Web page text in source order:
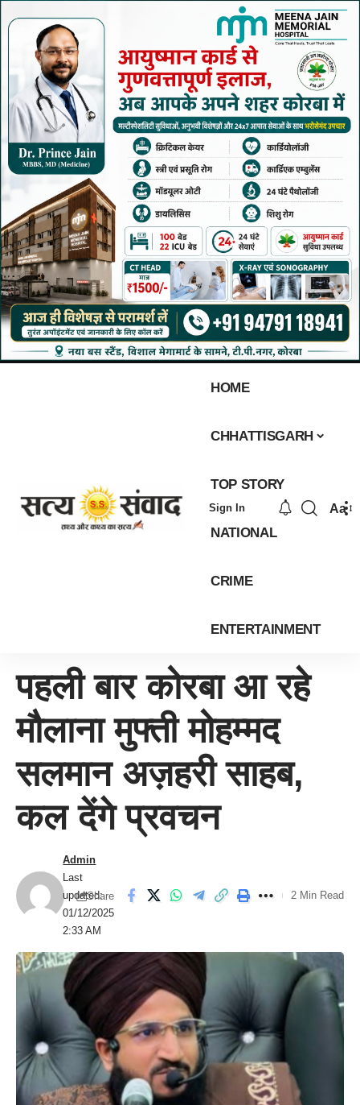
HOME
CHHATTISGARH
TOP STORY
NATIONAL
CRIME
ENTERTAINMENT
Sign In Aa
पहली बार कोरबा आ रहे
मौलाना मुफ्ती मोहम्मद
सलमान अज़हरी साहब,
कल देंगे प्रवचन
Last
updated:
01/12/2025
2:33 AM
Admin
Share 2 Min Read